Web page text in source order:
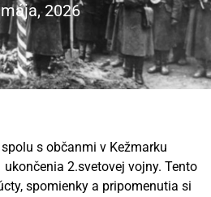
2026
s občanmi v Kežmarku
2.svetovej vojny. Tento
spomienky a pripomenutia si